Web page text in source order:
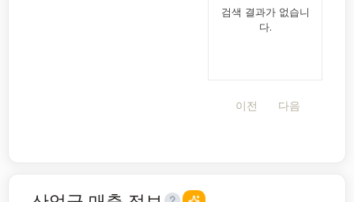
검색 결과가 없습니
다.
이전 다음